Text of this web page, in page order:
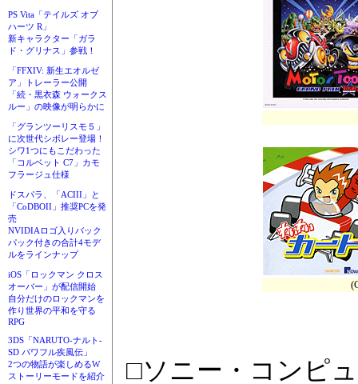
PS Vita「テイルズ オブ
ハーツ R」
新キャラクター「ガラ
ド・グリナス」参戦！
「FFXIV: 新生エオルゼ
ア」トレーラー公開
「続・黒衣森 ウォークス
ルー」の映像が明らかに
「グランツーリスモ５」
に次世代シボレー登場！
シワ1つにもこだわった
「コルベット C7」カモ
フラージュ仕様
ドスパラ、「ACIII」と
「CoDBOII」推奨PCを発
売
NVIDIAロゴ入りバック
パック付きの合計4モデ
ルをラインナップ
iOS「ロックマン クロス
オーバー」が配信開始
自分だけのロックマンを
作り世界の平和を守る
RPG
3DS「NARUTO-ナルト-
SD パワフル疾風伝」
2つの物語が楽しめるW
ストーリーモードを紹介
□ソニー・コンピ